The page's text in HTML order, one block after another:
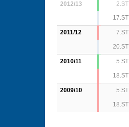
2012/13 2.ST
17.ST
2011/12 7.ST
20.ST
2010/11 5.ST
18.ST
2009/10 5.ST
18.ST